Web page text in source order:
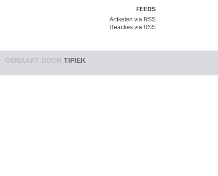
FEEDS
Artikelen via RSS
Reacties via RSS
GEMAAKT DOOR TIPIEK